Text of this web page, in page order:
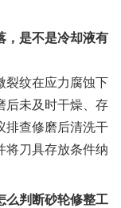
，是不是冷却液有
裂纹在应力腐蚀下
后未及时干燥、存
排查修磨后清洗干
将刀具存放条件纳
么判断砂轮修整工